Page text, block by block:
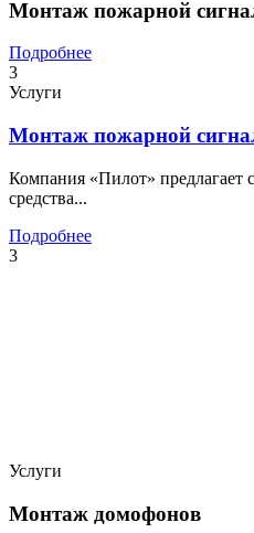
Монтаж пожарной
Подробнее
3
Услуги
Монтаж пожарной
Компания «Пилот» предлагает
средства...
Подробнее
3
Услуги
Монтаж домофонов